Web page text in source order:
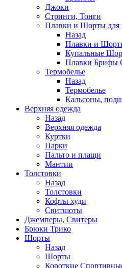
Джоки
Стринги, Тонги
Плавки и Шорты для
Назад
Плавки и
Купальные
Плавки Брифы
Термобелье
Назад
Термобелье
Кальсоны,
Верхняя одежда
Назад
Верхняя одежда
Куртки
Парки
Пальто и плащи
Мантии
Толстовки
Назад
Толстовки
Кофты худи
Свитшоты
Джемперы, Свитеры
Брюки Трико
Шорты
Назад
Шорты
Короткие